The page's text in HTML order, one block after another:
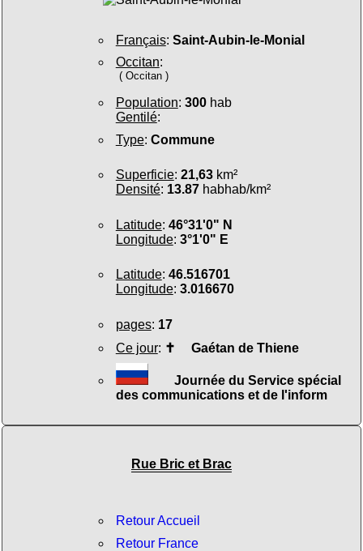
Français: Saint-Aubin-le-Monial
Occitan:
( Occitan )
Population: 300hab
Gentilé:
Type: Commune
Superficie: 21,63km²
Densité: 13.87habhab/km²
Latitude: 46°31'0" N
Longitude: 3°1'0" E
Latitude: 46.516701
Longitude: 3.016670
pages: 17
Ce jour: ✝ Gaétan de Thiene
Journée du Service spécial
des communications et de l'inform
Rue Bric et Brac
Retour Accueil
Retour France